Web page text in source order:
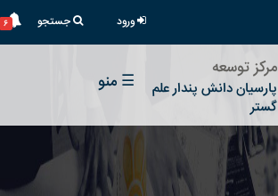
ورود جستجو ۶
مرکز توسعه
پارسیان دانش پندار علم
گستر
☰ منو